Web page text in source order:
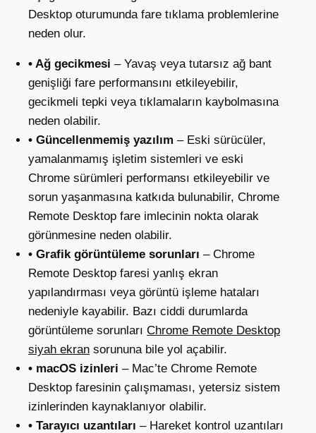
Desktop oturumunda fare tıklama problemlerine
neden olur.
• Ağ gecikmesi – Yavaş veya tutarsız ağ bant
genişliği fare performansını etkileyebilir,
gecikmeli tepki veya tıklamaların kaybolmasına
neden olabilir.
• Güncellenmemiş yazılım – Eski sürücüler,
yamalanmamış işletim sistemleri ve eski
Chrome sürümleri performansı etkileyebilir ve
sorun yaşanmasına katkıda bulunabilir, Chrome
Remote Desktop fare imlecinin nokta olarak
görünmesine neden olabilir.
• Grafik görüntüleme sorunları – Chrome
Remote Desktop faresi yanlış ekran
yapılandırması veya görüntü işleme hataları
nedeniyle kayabilir. Bazı ciddi durumlarda
görüntüleme sorunları Chrome Remote Desktop
siyah ekran sorununa bile yol açabilir.
• macOS izinleri – Mac’te Chrome Remote
Desktop faresinin çalışmaması, yetersiz sistem
izinlerinden kaynaklanıyor olabilir.
• Tarayıcı uzantıları – Hareket kontrol uzantıları